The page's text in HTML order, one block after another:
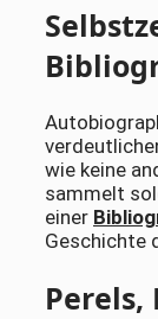
wie keine
sammelt
einer
Geschichte